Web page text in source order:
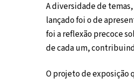
A diversidade de
lançado foi o de
foi a reflexão precoce
de cada um,
O projeto de exposição